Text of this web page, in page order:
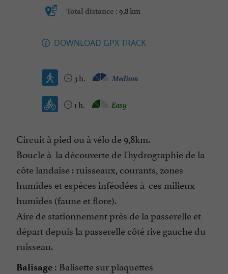
Total distance : 9,8 km
DOWNLOAD GPX TRACK
3 h. Medium
1 h. Easy
Circuit à pied ou à vélo de 9,8km.
Boucle à la découverte de l'hydrographie de la
côte landaise : ruisseaux, courants, zones
humides et espèces inféodées à ces milieux
humides (faune et flore).
Aire de stationnement près de la passerelle et
départ depuis la passerelle côté rive gauche du
ruisseau.
Balisage : Balisette sur plaquettes